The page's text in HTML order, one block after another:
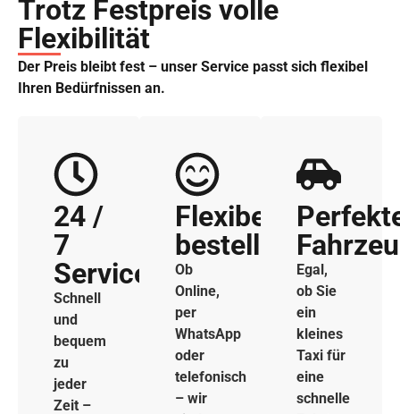
Trotz Festpreis volle
Flexibilität
Der Preis bleibt fest – unser Service passt sich flexibel
Ihren Bedürfnissen an.
24 /
7
Service
Schnell
und
bequem
zu
jeder
Zeit –
Flexibel
bestellen
Ob
Online,
per
WhatsApp
oder
telefonisch
– wir
Egal,
ob Sie
ein
kleines
Taxi für
eine
schnelle